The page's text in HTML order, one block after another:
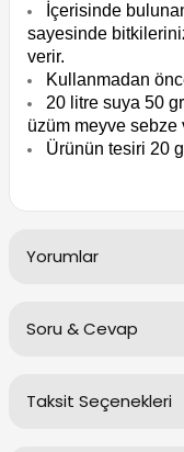
İçerisinde
sayesinde
verir.
Kullanmadan
20 litre suya 50 gr
üzüm meyve sebze
Ürünün tesiri 20
Yorumlar
Soru & Cevap
Taksit Seçenekleri